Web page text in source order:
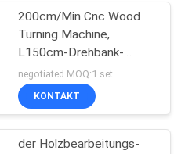
200cm/Min Cnc Wood
Turning Machine,
L150cm-Drehbank-
Maschinen-Holzarbeit
negotiated MOQ:1 set
KONTAKT
der Holzbearbeitungs-